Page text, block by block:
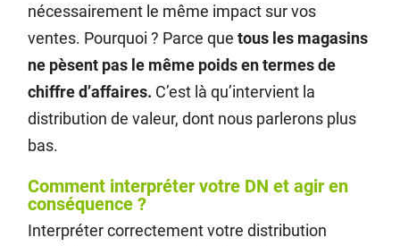
nécessairement le même impact sur vos
ventes. Pourquoi ? Parce quetous les magasins
ne pèsent pas le même poids en termes de
chiffre d’affaires. C’est là qu’intervient la
distribution de valeur, dont nous parlerons plus
bas.
Comment interpréter votre DN et agir en
conséquence ?
Interpréter correctement votre distribution